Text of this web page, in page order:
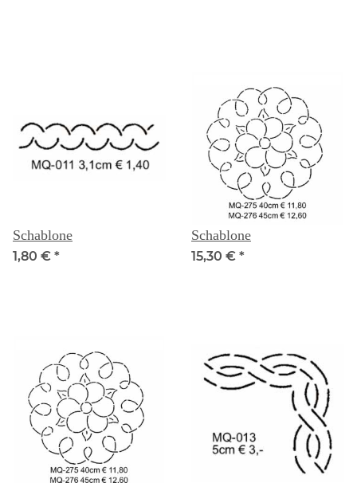
Schablone
1,80 € *
Schablone
15,30 € *